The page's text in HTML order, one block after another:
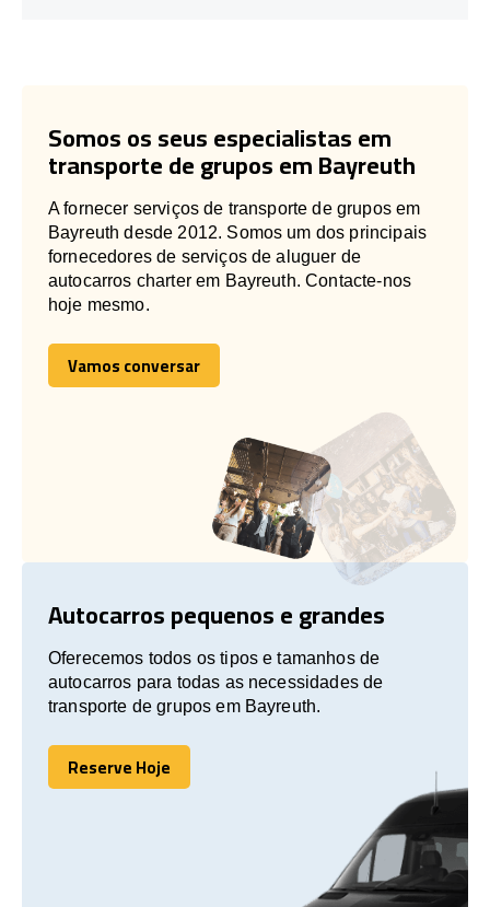
Somos os seus especialistas em
transporte de grupos em Bayreuth
A fornecer serviços de transporte de grupos em
Bayreuth desde 2012. Somos um dos principais
fornecedores de serviços de aluguer de
autocarros charter em Bayreuth. Contacte-nos
hoje mesmo.
Vamos conversar
Vamos conversar
Autocarros pequenos e grandes
Oferecemos todos os tipos e tamanhos de
autocarros para todas as necessidades de
transporte de grupos em Bayreuth.
Reserve Hoje
Reserve Hoje